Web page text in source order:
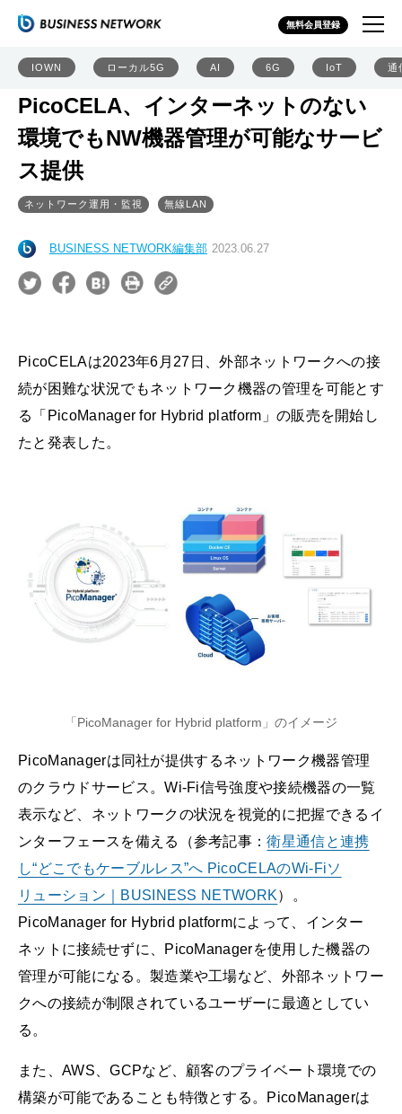
無料会員登録
IOWN ローカル5G AI 6G IoT 通
PicoCELA、インターネットのない
環境でもNW機器管理が可能なサービ
ス提供
ネットワーク運用・監視 無線LAN
BUSINESS NETWORK編集部 2023.06.27
PicoCELAは2023年6月27日、外部ネットワークへの接
続が困難な状況でもネットワーク機器の管理を可能とす
る「PicoManager for Hybrid platform」の販売を開始し
たと発表した。
「PicoManager for Hybrid platform」のイメージ
PicoManagerは同社が提供するネットワーク機器管理
のクラウドサービス。Wi-Fi信号強度や接続機器の一覧
表示など、ネットワークの状況を視覚的に把握できるイ
ンターフェースを備える（参考記事：衛星通信と連携
し“どこでもケーブルレス”へ PicoCELAのWi-Fiソ
リューション｜BUSINESS NETWORK）。
PicoManager for Hybrid platformによって、インター
ネットに接続せずに、PicoManagerを使用した機器の
管理が可能になる。製造業や工場など、外部ネットワー
クへの接続が制限されているユーザーに最適としてい
る。
また、AWS、GCPなど、顧客のプライベート環境での
構築が可能であることも特徴とする。PicoManagerは